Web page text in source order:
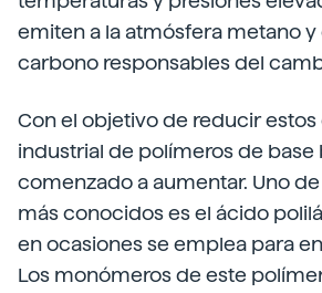
emiten a la atmósfera metano
carbono responsables del
Con el objetivo de reducir estos
industrial de polímeros de base
comenzado a aumentar. Uno
más conocidos es el ácido
en ocasiones se emplea para
Los monómeros de este